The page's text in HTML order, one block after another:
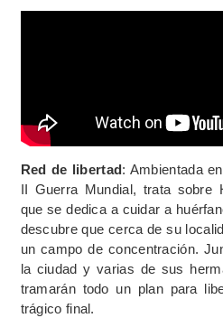
Red de libertad: Ambientada
II Guerra Mundial, trata sobre
que se dedica a cuidar a
descubre que cerca de su
un campo de concentración.
la ciudad y varias de sus
tramarán todo un plan para
trágico final.